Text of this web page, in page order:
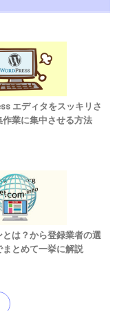
エディタをスッキリさ
作業に集中させる方法
とは？から登録業者の選
まとめて一挙に解説